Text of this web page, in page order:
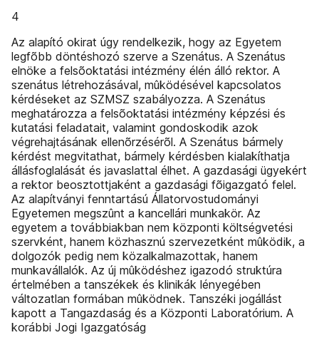
4
Az alapító okirat úgy rendelkezik, hogy az Egyetem
legfõbb döntéshozó szerve a Szenátus. A Szenátus
elnöke a felsõoktatási intézmény élén álló rektor. A
szenátus létrehozásával, mûködésével kapcsolatos
kérdéseket az SZMSZ szabályozza. A Szenátus
meghatározza a felsõoktatási intézmény képzési és
kutatási feladatait, valamint gondoskodik azok
végrehajtásának ellenõrzésérõl. A Szenátus bármely
kérdést megvitathat, bármely kérdésben kialakíthatja
állásfoglalását és javaslattal élhet. A gazdasági ügyekért
a rektor beosztottjaként a gazdasági fõigazgató felel.
Az alapítványi fenntartású Állatorvostudományi
Egyetemen megszûnt a kancellári munkakör. Az
egyetem a továbbiakban nem központi költségvetési
szervként, hanem közhasznú szervezetként mûködik, a
dolgozók pedig nem közalkalmazottak, hanem
munkavállalók. Az új mûködéshez igazodó struktúra
értelmében a tanszékek és klinikák lényegében
változatlan formában mûködnek. Tanszéki jogállást
kapott a Tangazdaság és a Központi Laboratórium. A
korábbi Jogi Igazgatóság